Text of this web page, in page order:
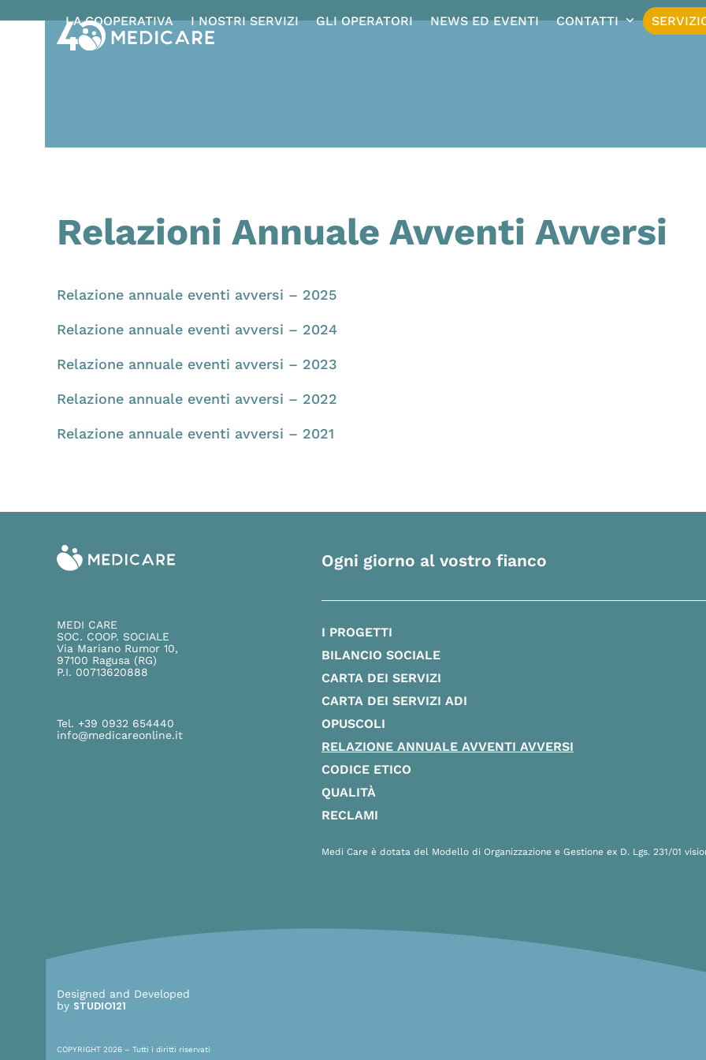
LA COOPERATIVA I NOSTRI SERVIZI GLI OPERATORI NEWS ED EVENTI CONTATTI
Relazioni Annuale Avventi Avversi
Relazione annuale eventi avversi – 2025
Relazione annuale eventi avversi – 2024
Relazione annuale eventi avversi – 2023
Relazione annuale eventi avversi – 2022
Relazione annuale eventi avversi – 2021
MEDI CARE
SOC. COOP. SOCIALE
Via Mariano Rumor 10,
97100 Ragusa (RG)
P.I. 00713620888
Tel. +39 0932 654440
info@medicareonline.it
Ogni giorno al vostro fianco
I PROGETTI
BILANCIO SOCIALE
CARTA DEI SERVIZI
CARTA DEI SERVIZI ADI
OPUSCOLI
RELAZIONE ANNUALE AVVENTI AVVERSI
CODICE ETICO
QUALITÀ
RECLAMI
Medi Care è dotata del Modello di Organizzazione e Gestione ex D. Lgs. 231/01
Designed and Developed
by STUDIO121
COPYRIGHT 2026 – Tutti i diritti riservati